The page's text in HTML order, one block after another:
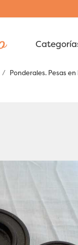
Ponderales. Pesas